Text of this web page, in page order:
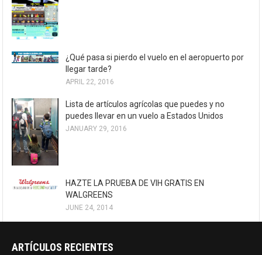
¿Qué pasa si pierdo el vuelo en el aeropuerto por
llegar tarde?
APRIL 22, 2016
Lista de artículos agrícolas que puedes y no
puedes llevar en un vuelo a Estados Unidos
JANUARY 29, 2016
HAZTE LA PRUEBA DE VIH GRATIS EN
WALGREENS
JUNE 24, 2014
ARTÍCULOS RECIENTES